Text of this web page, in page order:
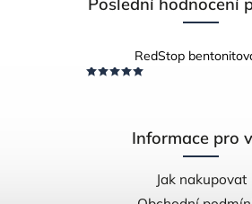
RedStop
Informace pro
Jak nakupovat